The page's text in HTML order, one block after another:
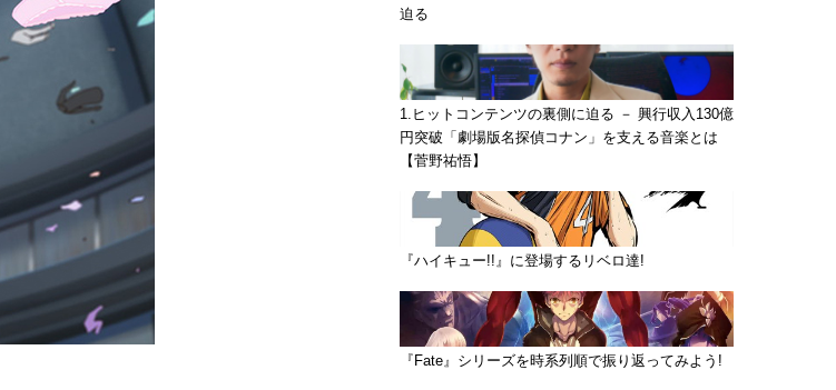
迫る
1.ヒットコンテンツの裏側に迫る － 興行収入130億
円突破「劇場版名探偵コナン」を支える音楽とは
【菅野祐悟】
『ハイキュー!!』に登場するリベロ達!
『Fate』シリーズを時系列順で振り返ってみよう!